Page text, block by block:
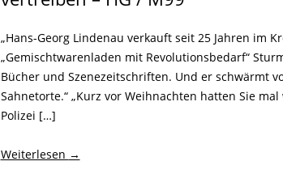
„Hans-Georg Lindenau verkauft seit 25 Jahren im
„Gemischtwarenladen mit Revolutionsbedarf“
Bücher und Szenezeitschriften. Und er schwärmt
Sahnetorte.“ „Kurz vor Weihnachten hatten Sie
Polizei […]
Weiterlesen →